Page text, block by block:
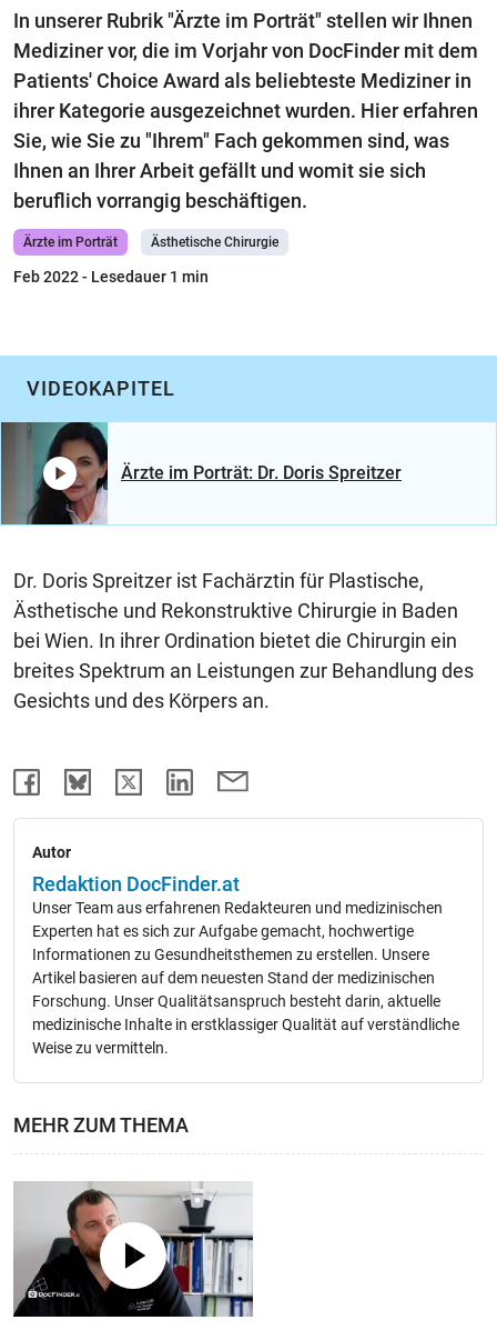
In unserer Rubrik "Ärzte im Porträt" stellen wir Ihnen
Mediziner vor, die im Vorjahr von DocFinder mit dem
Patients' Choice Award als beliebteste Mediziner in
ihrer Kategorie ausgezeichnet wurden. Hier erfahren
Sie, wie Sie zu "Ihrem" Fach gekommen sind, was
Ihnen an Ihrer Arbeit gefällt und womit sie sich
beruflich vorrangig beschäftigen.
Ärzte im Porträt Ästhetische Chirurgie
Feb 2022- Lesedauer 1 min
VIDEOKAPITEL
Ärzte im Porträt: Dr. Doris Spreitzer
Dr. Doris Spreitzer ist Fachärztin für Plastische,
Ästhetische und Rekonstruktive Chirurgie in Baden
bei Wien. In ihrer Ordination bietet die Chirurgin ein
breites Spektrum an Leistungen zur Behandlung des
Gesichts und des Körpers an.
Autor
Redaktion DocFinder.at
Unser Team aus erfahrenen Redakteuren und medizinischen
Experten hat es sich zur Aufgabe gemacht, hochwertige
Informationen zu Gesundheitsthemen zu erstellen. Unsere
Artikel basieren auf dem neuesten Stand der medizinischen
Forschung. Unser Qualitätsanspruch besteht darin, aktuelle
medizinische Inhalte in erstklassiger Qualität auf verständliche
Weise zu vermitteln.
MEHR ZUM THEMA